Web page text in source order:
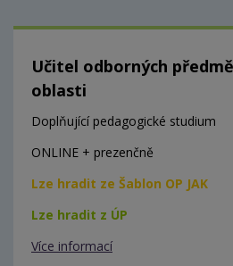
Učitel odborných
oblasti
Doplňující pedagogické studium
ONLINE + prezenčně
Lze hradit ze Šablon OP JAK
Lze hradit z ÚP
Více informací